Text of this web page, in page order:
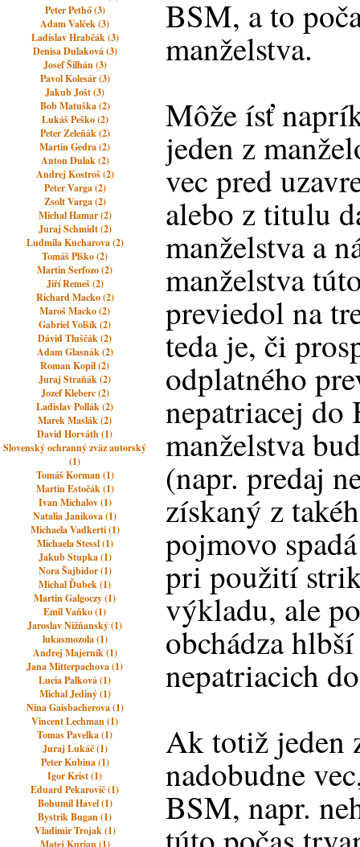
Peter Pethő (3)
Adam Valček (3)
Ladislav Hrabčák (3)
Denisa Dulaková (3)
Josef Šilhán (3)
Pavol Kolesár (3)
Jakub Jošt (3)
Bob Matuška (2)
Lukáš Peško (2)
Peter Zeleňák (2)
Martin Gedra (2)
Anton Dulak (2)
Andrej Kostroš (2)
Peter Varga (2)
Zsolt Varga (2)
Michal Hamar (2)
Juraj Schmidt (2)
Ludmila Kucharova (2)
Tomáš Plško (2)
Martin Serfozo (2)
Jiří Remeš (2)
Richard Macko (2)
Maroš Macko (2)
Gabriel Volšík (2)
Dávid Tluščák (2)
Adam Glasnák (2)
Roman Kopil (2)
Juraj Straňák (2)
Jozef Kleberc (2)
Ladislav Pollák (2)
Marek Maslák (2)
David Horváth (1)
Slovenský ochranný zväz autorský
(1)
Tomáš Korman (1)
Martin Estočák (1)
Ivan Michalov (1)
Natalia Janikova (1)
Michaela Vadkerti (1)
Michaela Stessl (1)
Jakub Stupka (1)
Nora Šajbidor (1)
Michal Ďubek (1)
Martin Galgoczy (1)
Emil Vaňko (1)
Jaroslav Nižňanský (1)
lukasmozola (1)
Andrej Majerník (1)
Jana Mitterpachova (1)
Lucia Palková (1)
Michal Jediný (1)
Nina Gaisbacherova (1)
Vincent Lechman (1)
Tomas Pavelka (1)
Juraj Lukáč (1)
Peter Kubina (1)
Igor Krist (1)
Eduard Pekarovič (1)
Bohumil Havel (1)
Bystrik Bugan (1)
Vladimir Trojak (1)
Matej Kurian (1)
BSM, a to
manželstva.
Môže ísť
jeden z
vec pred
alebo z titulu
manželstva a
manželstva
previedol na
teda je, či
odplatného
nepatriacej do
manželstva
(napr. predaj
získaný z
pojmovo
pri použití
výkladu, ale
obchádza
nepatriacich
Ak totiž jeden
nadobudne
BSM, napr.